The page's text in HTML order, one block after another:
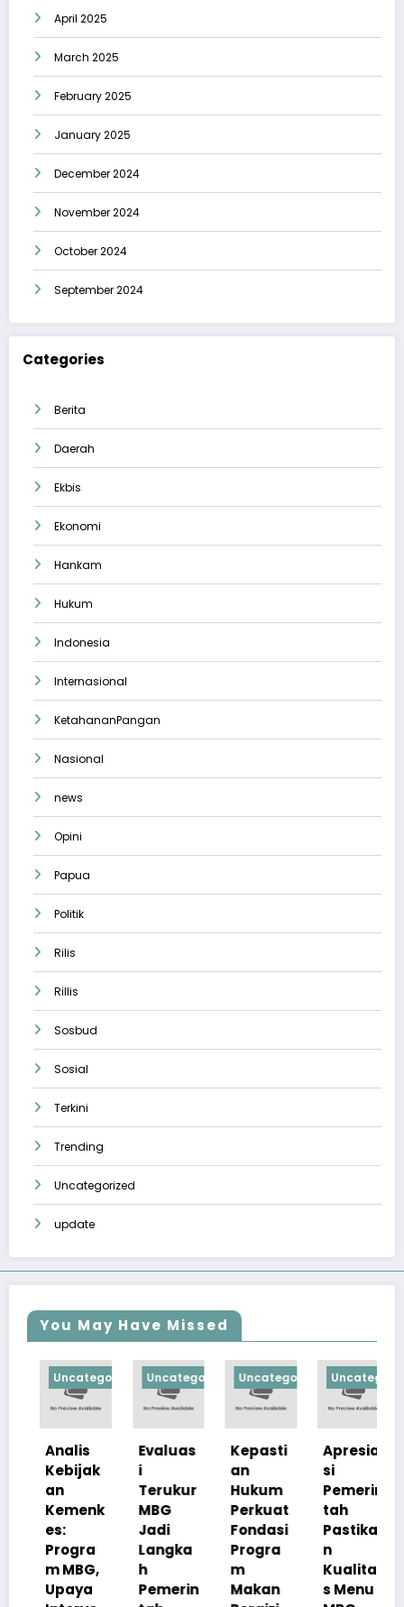
April 2025
March 2025
February 2025
January 2025
December 2024
November 2024
October 2024
September 2024
Categories
Berita
Daerah
Ekbis
Ekonomi
Hankam
Hukum
Indonesia
Internasional
KetahananPangan
Nasional
news
Opini
Papua
Politik
Rilis
Rillis
Sosbud
Sosial
Terkini
Trending
Uncategorized
update
You May Have Missed
Uncategorized
Analis
Kebijak
Kemenk
Progra
m MBG,
Upaya
Uncategorized
Evaluas
Terukur
MBG
Jadi
Langka
Pemerin
Uncategorized
Kepasti
Hukum
Perkuat
Fondasi
Progra
Makan
Uncategorized
Apresia
Pemerin
Pastika
Kualita
s Menu